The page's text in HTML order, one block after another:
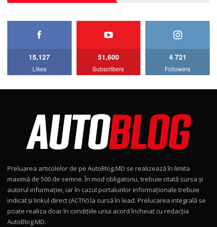
27:33
AutoBlog.MD
15:08
Noul Geely EX2 / Test Drive AutoBlog.MD
15:22
Mercedes-AMG E 53 HYBRID 4MATIC+ / Test
Drive AutoBlog.MD
16:27
11
Noul Volvo ES90 / Test Drive AutoBlog.MD
15,127
Likes
51,600
Subscribers
4 721
Followers
Preluarea articolelor de pe AutoBlog.MD se realizează în limita
maximă de 500 de semne. În mod obligatoriu, trebuie citată sursa și
autorul informației, iar în cazul portalurilor informaționale trebuie
indicat și linkul direct (ACTIV) la sursă în lead. Prelucarea integrală se
poate realiza doar în condițiile unui acord încheiat cu redacţia
AutoBlog.MD.